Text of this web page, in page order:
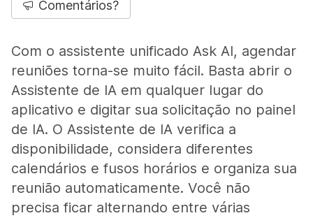
Comentários?
Com o assistente unificado Ask AI, agendar
reuniões torna-se muito fácil. Basta abrir o
Assistente de IA em qualquer lugar do
aplicativo e digitar sua solicitação no painel
de IA. O Assistente de IA verifica a
disponibilidade, considera diferentes
calendários e fusos horários e organiza sua
reunião automaticamente. Você não
precisa ficar alternando entre várias